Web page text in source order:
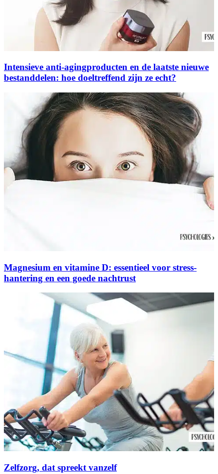
Intensieve anti-agingproducten en de laatste nieuwe
bestanddelen: hoe doeltreffend zijn ze echt?
Magnesium en vitamine D: essentieel voor stress-
hantering en een goede nachtrust
Zelfzorg, dat spreekt vanzelf